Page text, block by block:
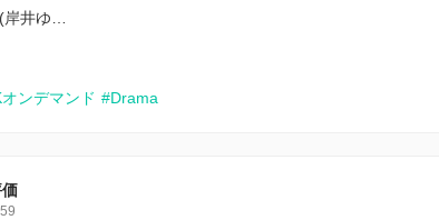
井ゆ…
ンデマンド #Drama